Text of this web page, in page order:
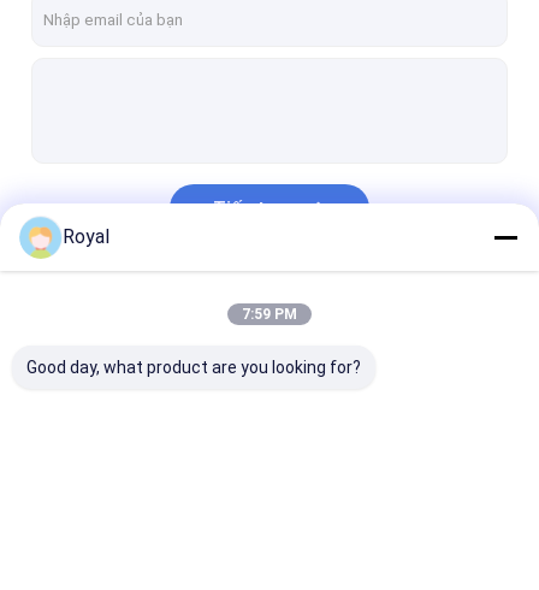
mái hiên có thể thu vào
Mành theo dõi Zip
Pergola Louver nhôm nâng cấp
Tiếp tục
Danh Mục Của Chúng Tôi
Royal
7:59 PM
Good day, what product are you looking for?